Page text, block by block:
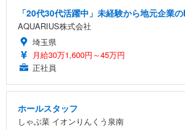
「20代30代活躍中」未経験から地元企業
AQUARIUS株式会社
埼玉県
月給30万1,600円～45万円
正社員
ホールスタッフ
しゃぶ菜 イオンりんくう泉南